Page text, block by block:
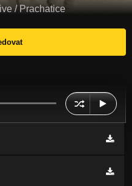
/ Prachatice